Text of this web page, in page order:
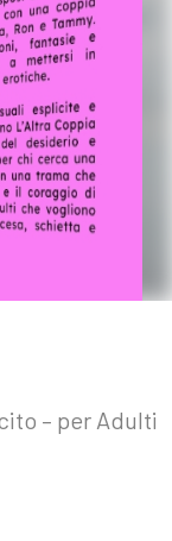
– per Adulti